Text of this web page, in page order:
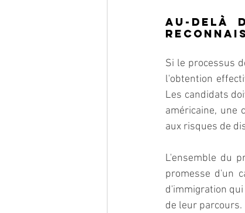
Au-delà
Si le processus
l'obtention
Les candidats
américaine, une
aux risques de
L'ensemble du
promesse d'un
d'immigration
de leur parcours.